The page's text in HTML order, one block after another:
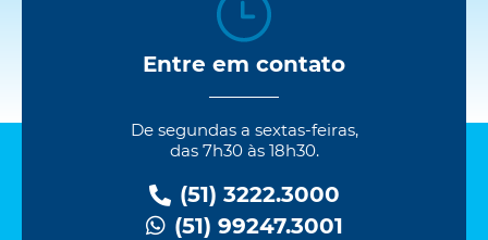
Entre em contato
De segundas a sextas-feiras,
das 7h30 às 18h30.
(51) 3222.3000
(51) 99247.3001